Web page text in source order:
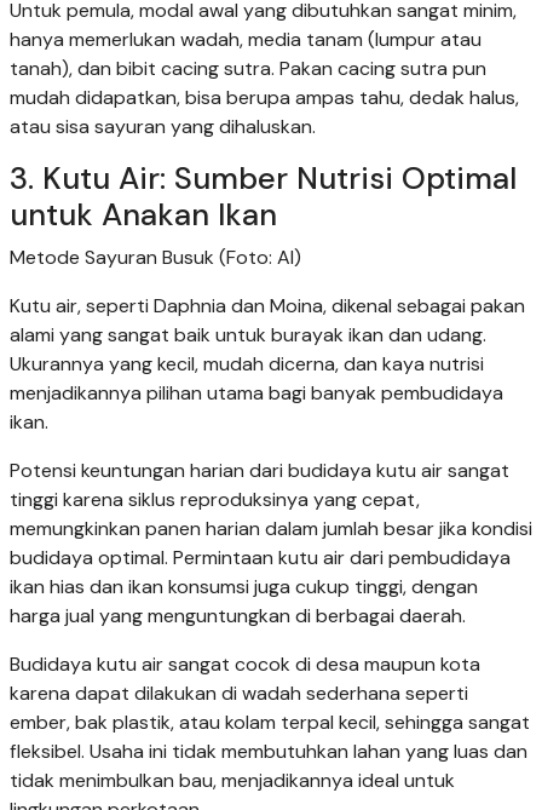
Untuk pemula, modal awal yang dibutuhkan sangat minim,
hanya memerlukan wadah, media tanam (lumpur atau
tanah), dan bibit cacing sutra. Pakan cacing sutra pun
mudah didapatkan, bisa berupa ampas tahu, dedak halus,
atau sisa sayuran yang dihaluskan.
3. Kutu Air: Sumber Nutrisi Optimal
untuk Anakan Ikan
Metode Sayuran Busuk (Foto: AI)
Kutu air, seperti Daphnia dan Moina, dikenal sebagai pakan
alami yang sangat baik untuk burayak ikan dan udang.
Ukurannya yang kecil, mudah dicerna, dan kaya nutrisi
menjadikannya pilihan utama bagi banyak pembudidaya
ikan.
Potensi keuntungan harian dari budidaya kutu air sangat
tinggi karena siklus reproduksinya yang cepat,
memungkinkan panen harian dalam jumlah besar jika kondisi
budidaya optimal. Permintaan kutu air dari pembudidaya
ikan hias dan ikan konsumsi juga cukup tinggi, dengan
harga jual yang menguntungkan di berbagai daerah.
Budidaya kutu air sangat cocok di desa maupun kota
karena dapat dilakukan di wadah sederhana seperti
ember, bak plastik, atau kolam terpal kecil, sehingga sangat
fleksibel. Usaha ini tidak membutuhkan lahan yang luas dan
tidak menimbulkan bau, menjadikannya ideal untuk